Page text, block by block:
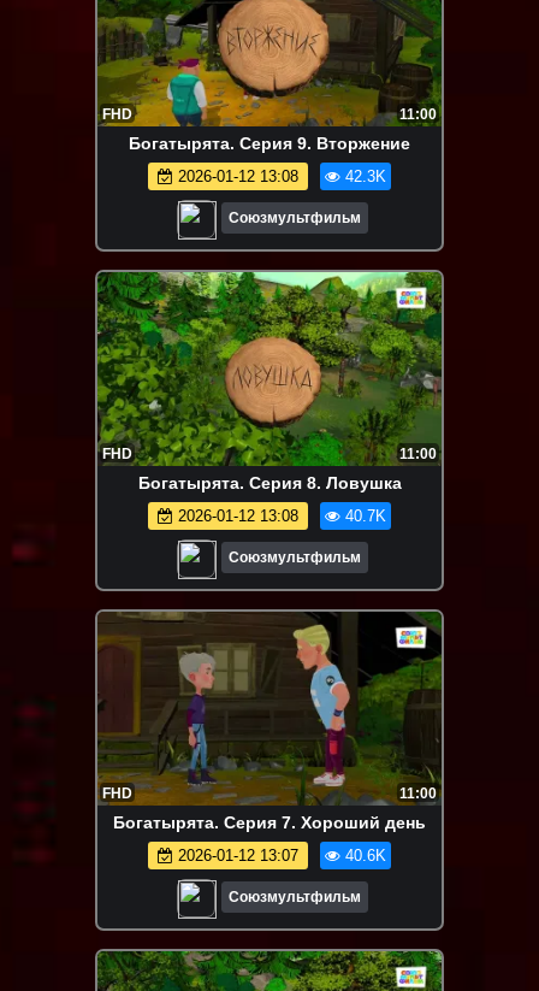
FHD 11:00
Богатырята. Серия 9. Вторжение
2026-01-12 13:08 42.3K
Союзмультфильм
FHD 11:00
Богатырята. Серия 8. Ловушка
2026-01-12 13:08 40.7K
Союзмультфильм
FHD 11:00
Богатырята. Серия 7. Хороший день
2026-01-12 13:07 40.6K
Союзмультфильм